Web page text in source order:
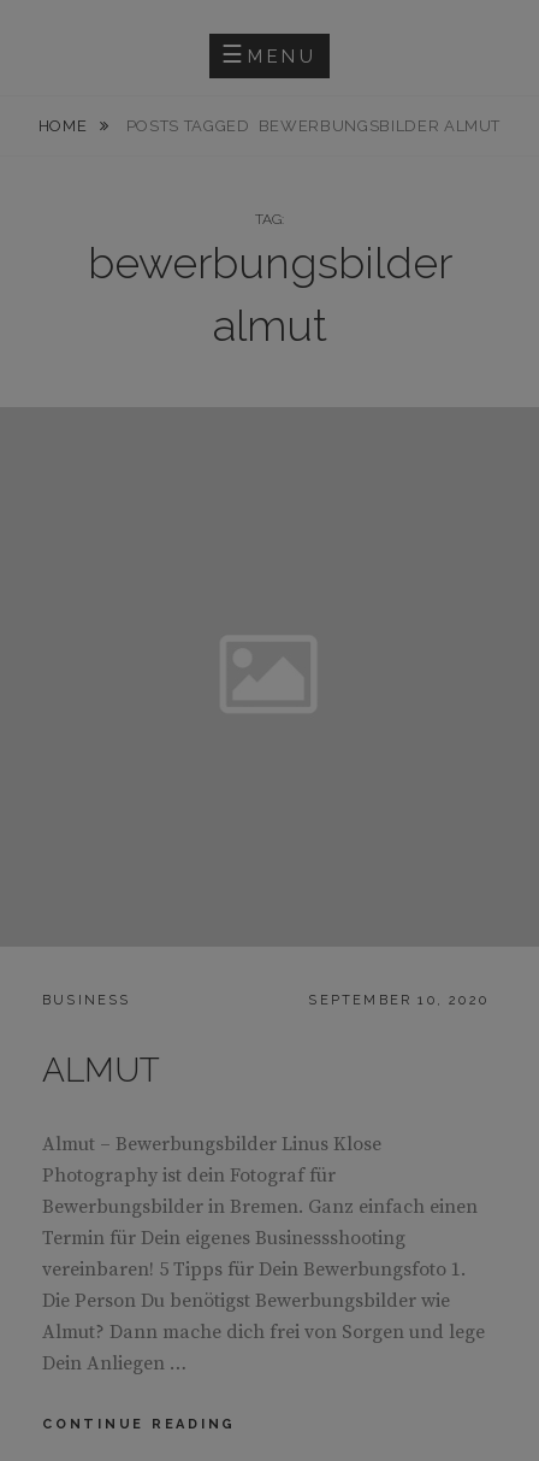
LINUS KLOSE
MENU
HOME POSTS TAGGED BEWERBUNGSBILDER ALMUT
TAG:
bewerbungsbilder
almut
CATEGORIES:
BUSINESS
POSTED
SEPTEMBER 10, 2020
ALMUT
Almut – Bewerbungsbilder Linus Klose
Photography ist dein Fotograf für
Bewerbungsbilder in Bremen. Ganz einfach einen
Termin für Dein eigenes Businessshooting
vereinbaren! 5 Tipps für Dein Bewerbungsfoto 1.
Die Person Du benötigst Bewerbungsbilder wie
Almut? Dann mache dich frei von Sorgen und lege
Dein Anliegen …
CONTINUE READING